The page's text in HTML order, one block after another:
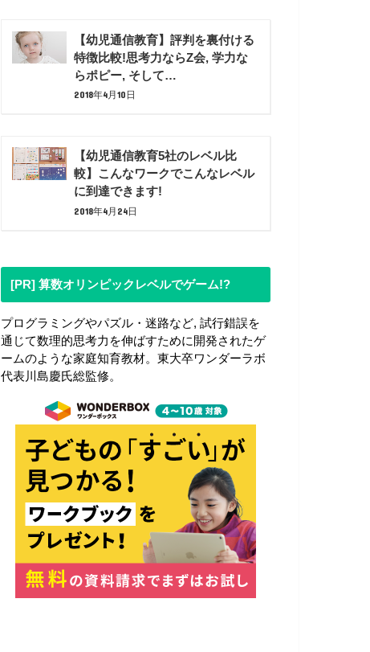
【幼児通信教育】評判を裏付ける
特徴比較!思考力ならZ会, 学力な
らポピー, そして…
2018年4月10日
【幼児通信教育5社のレベル比
較】こんなワークでこんなレベル
に到達できます!
2018年4月24日
[PR] 算数オリンピックレベルでゲーム!?
プログラミングやパズル・迷路など, 試行錯誤を
通じて数理的思考力を伸ばすために開発されたゲ
ームのような家庭知育教材。東大卒ワンダーラボ
代表川島慶氏総監修。